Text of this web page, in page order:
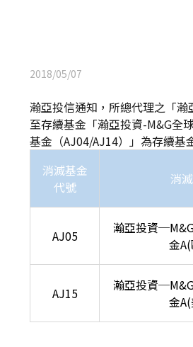
2018/05/07
瀚亞投信通知，所總代理之「
至存續基金「瀚亞投資-M&G全
基金（AJ04/AJ14）」為存續基
消滅基金
代號
消
AJ05
瀚亞投資
金
AJ15
瀚亞投資
金